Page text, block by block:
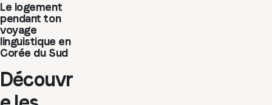
Le logement
pendant ton
voyage
linguistique en
Corée du Sud
Découvr